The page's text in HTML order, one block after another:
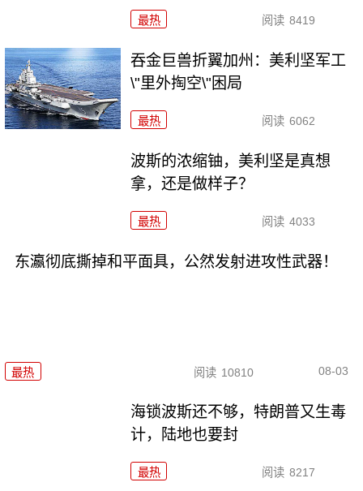
最热 阅读 8419
吞金巨兽折翼加州：美利坚军工
\"里外掏空\"困局
最热 阅读 6062
波斯的浓缩铀，美利坚是真想
拿，还是做样子？
最热 阅读 4033
东瀛彻底撕掉和平面具，公然发射进攻性武器！
最热 阅读 10810 08-03
海锁波斯还不够，特朗普又生毒
计，陆地也要封
最热 阅读 8217